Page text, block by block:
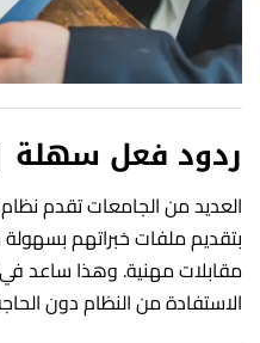
ردود فعل سهلة |
العديد من الجامعات تقدم
بتقديم ملفات خبراتهم
مقابلات مهنية. وهذا ساعد
الاستفادة من النظام دون